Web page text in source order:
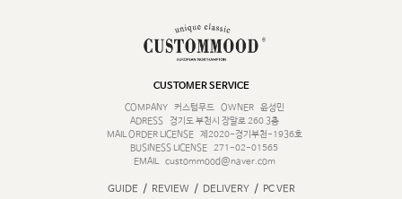
CUSTOMER SERVICE
COMPANY
커스텀무드 OWNER
윤성민
ADRESS
경기도 부천시 장말로 260 3층
MAIL ORDER LICENSE
제2020-경기부천-1936호
BUSINESS LICENSE 271-02-01565
EMAIL
custommood@naver.com
GUIDE / REVIEW / DELIVERY / PC VER